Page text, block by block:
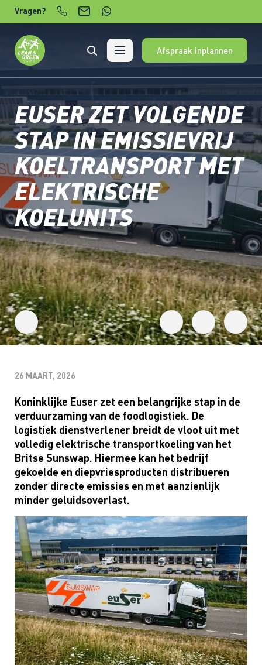
Verder naar content
Vragen?
Afspraak inplannen
EUSER ZET VOLGENDE
STAP IN EMISSIEVRIJ
KOELTRANSPORT MET
ELEKTRISCHE
KOELUNITS
26 MAART, 2026
Koninklijke Euser zet een belangrijke stap in de
verduurzaming van de foodlogistiek. De
logistiek dienstverlener breidt de vloot uit met
volledig elektrische transportkoeling van het
Britse Sunswap. Hiermee kan het bedrijf
gekoelde en diepvriesproducten distribueren
zonder directe emissies en met aanzienlijk
minder geluidsoverlast.